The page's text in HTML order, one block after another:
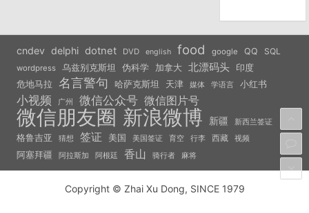
cndev delphi dotnet DVD english food google QQ SQL
wordpress 乌兹别克斯坦 伪科学 加拿大 北漂码头 印度
危地马拉 名言警句 哈萨克斯坦 天津 媒体 学语言 小红书
小视频 广州 微信公众号 微信图片号
微信朋友圈 新浪微博 新疆 新西兰签证
格鲁吉亚 猜想 签证 美国 美国签证 育空 行李 西藏 视频
阿塞拜疆 阿拉斯加 阿根廷 香山 骑行者 麻将
Copyright © Zhai Xu Dong, SINCE 1979